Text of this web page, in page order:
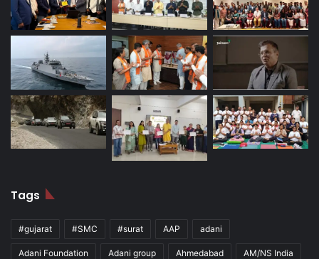
Tags
#gujarat #SMC #surat AAP adani
Adani Foundation Adani group Ahmedabad AM/NS India